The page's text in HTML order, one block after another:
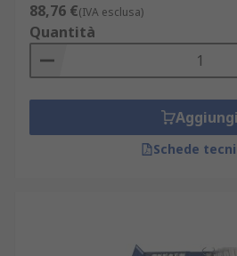
88,76 €(IVA esclusa)
Quantità
Aggiungi
Schede